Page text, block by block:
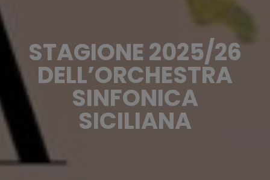
STAGIONE 2025/26
DELL’ORCHESTRA
SINFONICA
SICILIANA